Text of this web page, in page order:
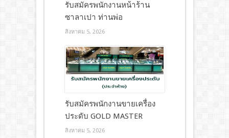
รับสมัครพนักงานหน้าร้าน
ซาลาเปา ท่านพ่อ
สิงหาคม 5, 2026
รับสมัครพนักงานขายเครื่อง
ประดับ GOLD MASTER
สิงหาคม 5, 2026